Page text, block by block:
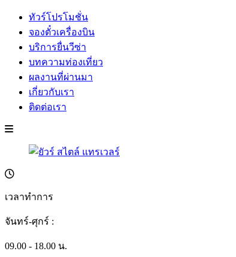
ทัวร์โปรโมชั่น
จองตั๋วเครื่องบิน
บริการยื่นวีซ่า
บทความท่องเที่ยว
ผลงานที่ผ่านมา
เกี่ยวกับเรา
ติดต่อเรา
เวลาทำการ
จันทร์-ศุกร์ :
09.00 - 18.00 น.